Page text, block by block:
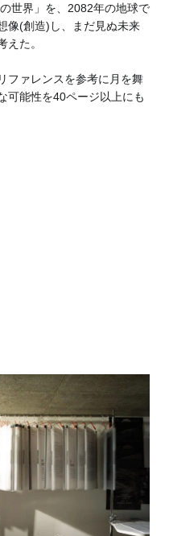
世界」を、2082年の地球で
像(創造)し、まだ見ぬ未来
た。
ファレンスを参考に月を舞
可能性を40ページ以上にも